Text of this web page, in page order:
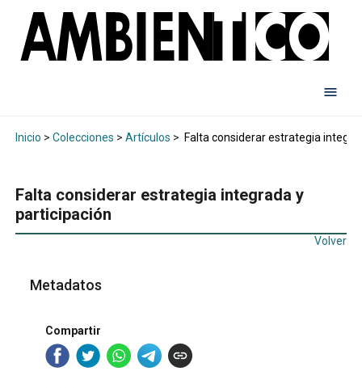
Inicio > Colecciones > Artículos > Falta considerar estrategia
Falta considerar estrategia integrada y
participación
Volver
Metadatos
Compartir